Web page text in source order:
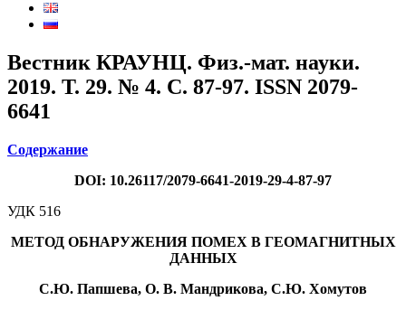
Вестник КРАУНЦ. Физ.-мат. науки.
2019. Т. 29. № 4. C. 87-97. ISSN 2079-
6641
Содержание
DOI: 10.26117/2079-6641-2019-29-4-87-97
УДК 516
МЕТОД ОБНАРУЖЕНИЯ ПОМЕХ В ГЕОМАГНИТНЫХ
ДАННЫХ
С.Ю. Папшева, О. В. Мандрикова, С.Ю. Хомутов